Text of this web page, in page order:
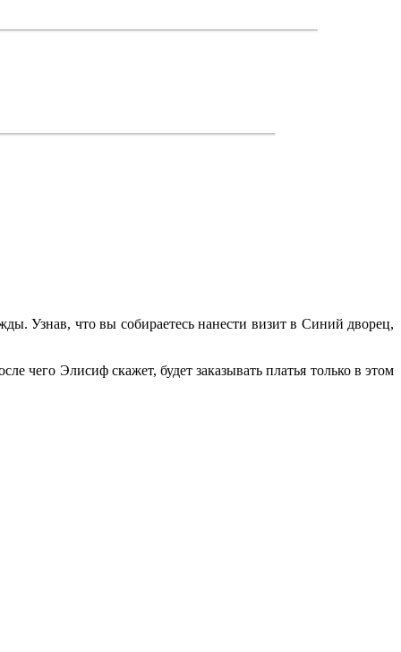
Узнав, что вы собираетесь нанести визит в Синий дворец,
чего Элисиф скажет, будет заказывать платья только в этом